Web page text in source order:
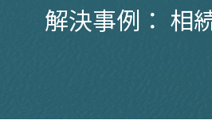
解決事例： 相